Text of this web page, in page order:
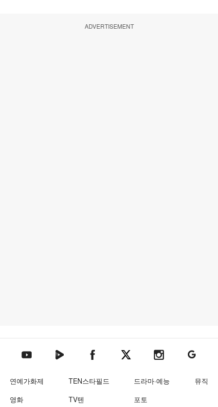
ADVERTISEMENT
텐아시아 유튜브텐아시아 네이버TV텐아시아 페이스북텐아시아 엑스텐아시아 인스타그램
텐아시아
연예가화제 TEN스타필드 드라마·예능
뮤직
영화
TV텐 포토